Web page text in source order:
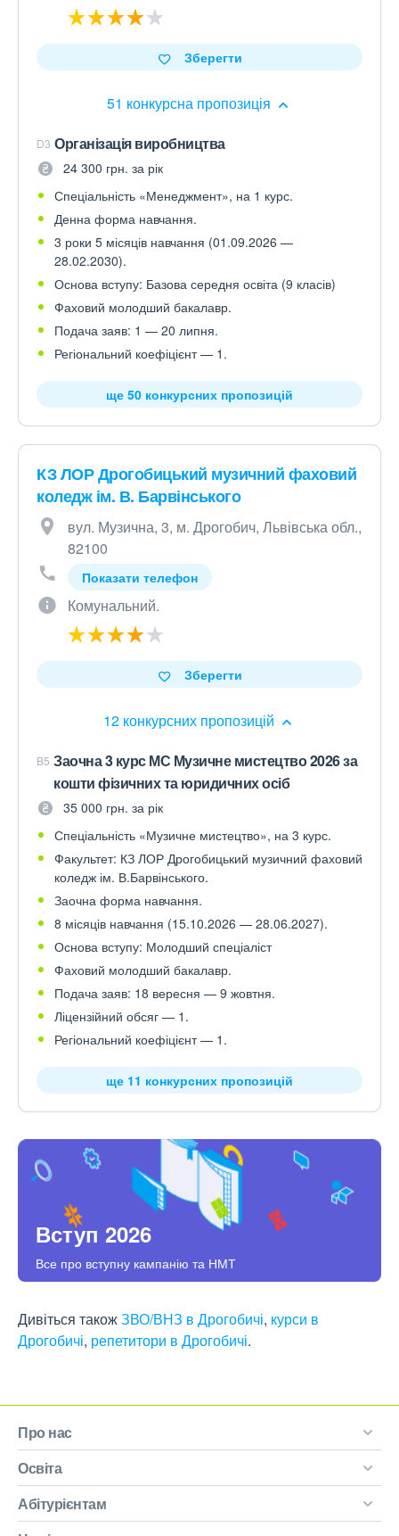
51 конкурсна пропозиція
Зберегти
D3 Організація виробництва
24 300 грн. за рік
Спеціальність «Менеджмент», на 1 курс.
Денна форма навчання.
3 роки 5 місяців навчання (01.09.2026 —
28.02.2030).
Основа вступу: Базова середня освіта (9 класів)
Фаховий молодший бакалавр.
Подача заяв: 1 — 20 липня.
Регіональний коефіцієнт — 1.
ще 50 конкурсних пропозицій
КЗ ЛОР Дрогобицький музичний фаховий
коледж ім. В. Барвінського
вул. Музична, 3, м. Дрогобич, Львівська обл.,
82100
Показати телефон
Комунальний.
12 конкурсних пропозицій
Зберегти
B5 Заочна 3 курс МС Музичне мистецтво 2026 за
кошти фізичних та юридичних осіб
35 000 грн. за рік
Спеціальність «Музичне мистецтво», на 3 курс.
Факультет: КЗ ЛОР Дрогобицький музичний фаховий
коледж ім. В.Барвінського.
Заочна форма навчання.
8 місяців навчання (15.10.2026 — 28.06.2027).
Основа вступу: Молодший спеціаліст
Фаховий молодший бакалавр.
Подача заяв: 18 вересня — 9 жовтня.
Ліцензійний обсяг — 1.
Регіональний коефіцієнт — 1.
ще 11 конкурсних пропозицій
Вступ 2026
Все про вступну кампанію та НМТ
Дивіться такожЗВО/ВНЗ в Дрогобичі, курси в
Дрогобичі, репетитори в Дрогобичі.
Про нас
Освіта
Абітурієнтам